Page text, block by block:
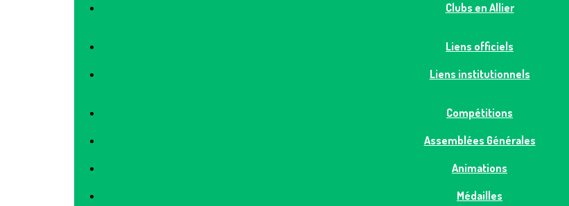
Clubs en Allier
Liens officiels
Liens institutionnels
Compétitions
Assemblées Générales
Animations
Médailles